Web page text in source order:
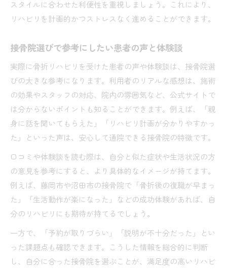
スタイルに合わせた利便性を重視しましょう。これにより、
リハビリを計画的かつストレスなく進めることができます。
接骨院選びで参考にしたい患者の声と体験談
実際に骨折リハビリを受けた患者の声や体験談は、接骨院選
びの大きな参考になります。利用者のリアルな感想は、施術
の効果やスタッフの対応、院内の雰囲気など、公式サイトで
は分からないポイントも知ることができます。例えば、「親
身に話を聞いてもらえた」「リハビリ計画が分かりやすかっ
た」といった声は、安心して通院できる接骨院の特徴です。
口コミや体験談を読む際は、自分と似た症状や生活状況の方
の意見を参考にすると、より具体的なイメージが持てます。
例えば、藤岡市や沼田市の接骨院で「骨折後の復職が早まっ
た」「生活動作が楽になった」などの成功体験があれば、自
分のリハビリにも期待が持てるでしょう。
一方で、「予約が取りづらい」「説明が不十分だった」とい
った課題点も確認できます。こうした情報を総合的に判断
し、自分に合った接骨院を選ぶことが、満足度の高いリハビ